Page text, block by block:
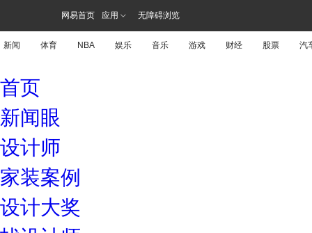
网易首页 应用 无障碍浏览
新闻 体育 NBA 娱乐 音乐 游戏 财经 股票 汽
首页
新闻眼
设计师
家装案例
设计大奖